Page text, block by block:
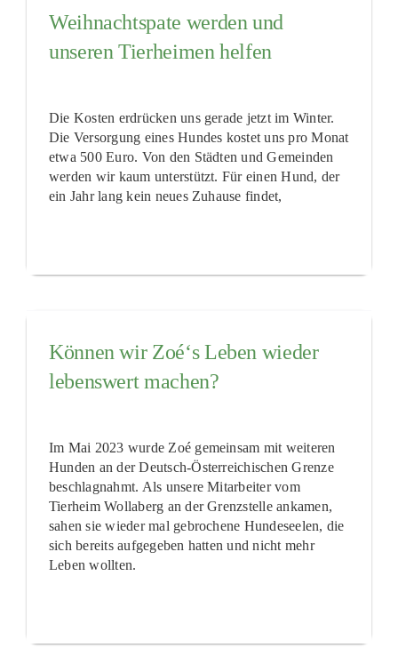
Weihnachtspate werden und
unseren Tierheimen helfen
Die Kosten erdrücken uns gerade jetzt im Winter.
Die Versorgung eines Hundes kostet uns pro Monat
etwa 500 Euro. Von den Städten und Gemeinden
werden wir kaum unterstützt. Für einen Hund, der
ein Jahr lang kein neues Zuhause findet,
Können wir Zoé‘s Leben wieder
lebenswert machen?
Im Mai 2023 wurde Zoé gemeinsam mit weiteren
Hunden an der Deutsch-Österreichischen Grenze
beschlagnahmt. Als unsere Mitarbeiter vom
Tierheim Wollaberg an der Grenzstelle ankamen,
sahen sie wieder mal gebrochene Hundeseelen, die
sich bereits aufgegeben hatten und nicht mehr
Leben wollten.